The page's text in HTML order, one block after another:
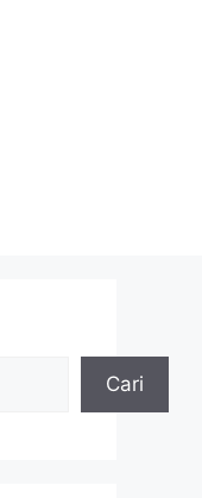
Cari